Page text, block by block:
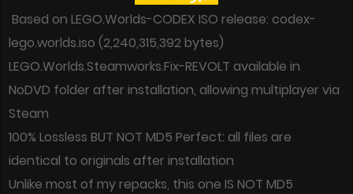
Based on LEGO.Worlds-CODEX ISO release: codex-
lego.worlds.iso (2,240,315,392 bytes)
LEGO.Worlds.Steamworks.Fix-REVOLT available in
NoDVD folder after installation, allowing multiplayer via
Steam
100% Lossless BUT NOT MD5 Perfect: all files are
identical to originals after installation
Unlike most of my repacks, this one IS NOT MD5